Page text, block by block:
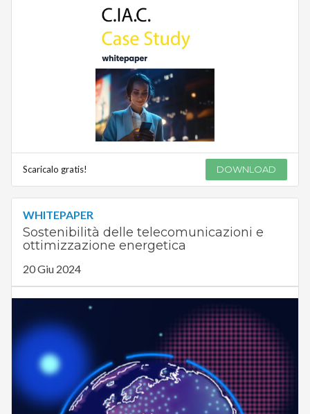
Scaricalo gratis! DOWNLOAD
WHITEPAPER
Sostenibilità delle telecomunicazioni e
ottimizzazione energetica
20 Giu 2024